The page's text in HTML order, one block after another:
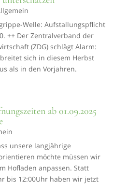
Welle: Aufstallungspflicht
++ Der Zentralverband der
(ZDG) schlägt Alarm:
sich in diesem Herbst
als in den Vorjahren.
ab 01.09.2025
unsere langjährige
möchte müssen wir
Hofladen anpassen. Statt
bis 12:00Uhr haben wir jetzt